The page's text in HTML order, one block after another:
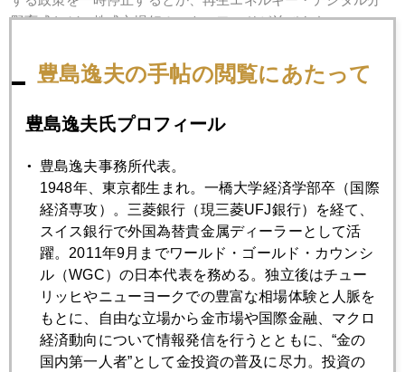
野育成など、株式市場好みのキーワードが並びます。
しかし、例えばの事例ですが、年末年始も最前線で命張って
働く看護師さんたちとかの支援策強化は、今すぐにでも必要
でしょう。看護師さんたちの離職率は確実に増えています。
コロナから生還した人たちが必ず発する第一声は世話になっ
でも国会は１月１８日まで休会。仮に臨時国会が開かれても
おそらく「桜の会」追及に終始するのでは。再度「勝負の３
週間」と掛け声は出るけれど、その間国会議員はお休み状
態。個人的にはかなりイラついています！
2020年
豊島逸夫の手帖の閲覧にあたって
豊島逸夫氏プロフィール
豊島逸夫事務所代表。
1948年、東京都生まれ。一橋大学経済学部卒（国際
経済専攻）。三菱銀行（現三菱UFJ銀行）を経て、
スイス銀行で外国為替貴金属ディーラーとして活
躍。2011年9月までワールド・ゴールド・カウンシ
ル（WGC）の日本代表を務める。独立後はチュー
リッヒやニューヨークでの豊富な相場体験と人脈を
もとに、自由な立場から金市場や国際金融、マクロ
経済動向について情報発信を行うとともに、“金の
国内第一人者”として金投資の普及に尽力。投資の